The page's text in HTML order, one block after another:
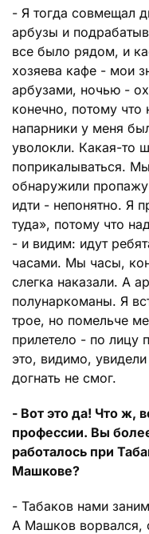
- Я тогда совмещал
арбузы и
все было рядом, и
хозяева кафе - мои
арбузами, ночью -
конечно, потому
напарники у меня
уволокли. Какая-то
поприкалываться.
обнаружили
идти - непонятно. Я
туда», потому что
- и видим: идут
часами. Мы часы,
слегка наказали. А
полунаркоманы. Я
трое, но помельче
прилетело - по лицу
это, видимо,
догнать не смог.
- Вот это да! Что ж,
профессии. Вы
работалось при
Машкове?
- Табаков нами
А Машков ворвался,